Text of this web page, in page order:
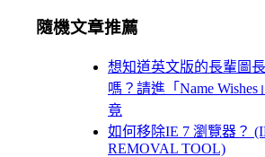
隨機文章推薦
想知道英文版的長輩圖
嗎？請進「Name Wishes
竟
如何移除IE 7 瀏覽器？
REMOVAL TOOL)